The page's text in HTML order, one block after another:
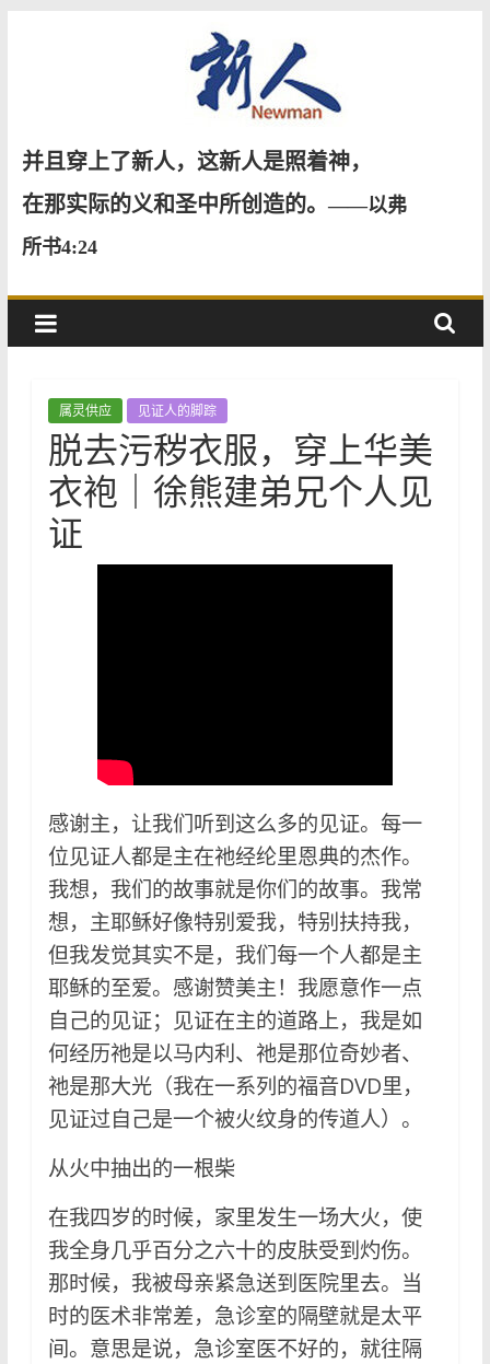
新
人
并且穿上了新人，这新人是照着神，
在那实际的义和圣中所创造的。——以弗
所书4:24
属灵供应 见证人的脚踪
脱去污秽衣服，穿上华美
衣袍｜徐熊建弟兄个人见
证
感谢主，让我们听到这么多的见证。每一
位见证人都是主在祂经纶里恩典的杰作。
我想，我们的故事就是你们的故事。我常
想，主耶稣好像特别爱我，特别扶持我，
但我发觉其实不是，我们每一个人都是主
耶稣的至爱。感谢赞美主！我愿意作一点
自己的见证；见证在主的道路上，我是如
何经历祂是以马内利、祂是那位奇妙者、
祂是那大光（我在一系列的福音DVD里，
见证过自己是一个被火纹身的传道人）。
从火中抽出的一根柴
在我四岁的时候，家里发生一场大火，使
我全身几乎百分之六十的皮肤受到灼伤。
那时候，我被母亲紧急送到医院里去。当
时的医术非常差，急诊室的隔壁就是太平
间。意思是说，急诊室医不好的，就往隔